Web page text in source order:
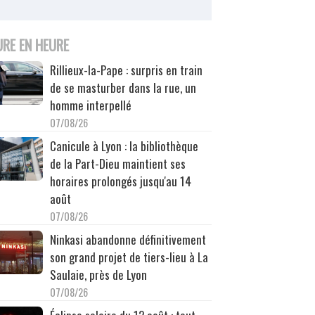
EN HEURE
Rillieux-la-Pape : surpris en train
de se masturber dans la rue, un
homme interpellé
07/08/26
Canicule à Lyon : la bibliothèque
de la Part-Dieu maintient ses
horaires prolongés jusqu'au 14
août
07/08/26
Ninkasi abandonne définitivement
son grand projet de tiers-lieu à La
Saulaie, près de Lyon
07/08/26